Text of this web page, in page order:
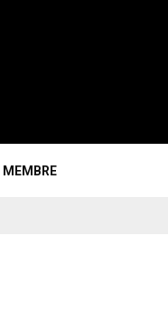
MEMBRE